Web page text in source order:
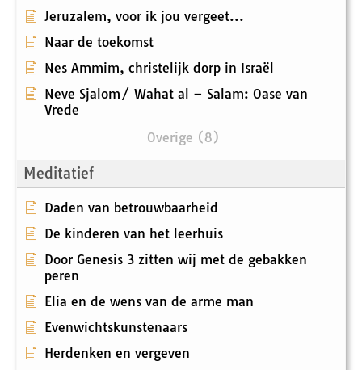
Jeruzalem, voor ik jou vergeet...
Naar de toekomst
Nes Ammim, christelijk dorp in Israël
Neve Sjalom/ Wahat al – Salam: Oase van
Vrede
Overige (8)
Meditatief
Daden van betrouwbaarheid
De kinderen van het leerhuis
Door Genesis 3 zitten wij met de gebakken
peren
Elia en de wens van de arme man
Evenwichtskunstenaars
Herdenken en vergeven